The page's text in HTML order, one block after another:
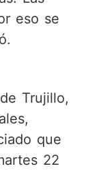
eso se
Trujillo,
que
22